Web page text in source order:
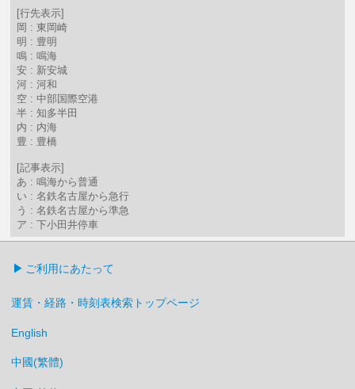
[行先表示]
岡 : 東岡崎
明 : 豊明
鳴 : 鳴海
安 : 新安城
河 : 河和
空 : 中部国際空港
半 : 知多半田
内 : 内海
豊 : 豊橋
[記事表示]
あ : 鳴海から普通
い : 名鉄名古屋から急行
う : 名鉄名古屋から準急
ア : 下小田井停車
ご利用にあたって
運賃・経路・時刻表検索トップページ
English
中國(繁體)